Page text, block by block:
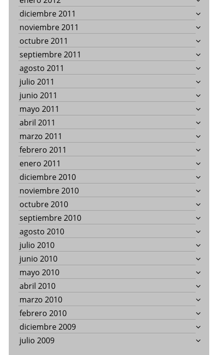
diciembre 2011
noviembre 2011
octubre 2011
septiembre 2011
agosto 2011
julio 2011
junio 2011
mayo 2011
abril 2011
marzo 2011
febrero 2011
enero 2011
diciembre 2010
noviembre 2010
octubre 2010
septiembre 2010
agosto 2010
julio 2010
junio 2010
mayo 2010
abril 2010
marzo 2010
febrero 2010
diciembre 2009
julio 2009